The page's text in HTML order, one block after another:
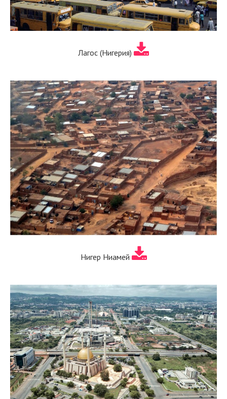
Лагос (Нигерия)
Нигер Ниамей